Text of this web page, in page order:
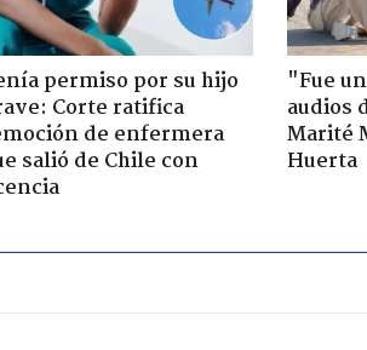
permiso por su hijo
Corte ratifica
de enfermera
salió de Chile con
"Fue
audios
Marité
Huerta